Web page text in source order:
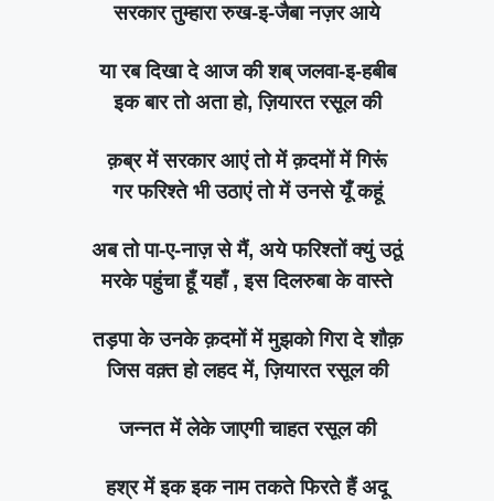
सरकार तुम्हारा रुख-इ-जैबा नज़र आये
या रब दिखा दे आज की शब् जलवा-इ-हबीब
इक बार तो अता हो, ज़ियारत रसूल की
क़ब्र में सरकार आएं तो में क़दमों में गिरूं
गर फरिश्ते भी उठाएं तो में उनसे यूँ कहूं
अब तो पा-ए-नाज़ से मैं, अये फरिश्तों क्युं उठूं
मरके पहुंचा हूँ यहाँ , इस दिलरुबा के वास्ते
तड़पा के उनके क़दमों में मुझको गिरा दे शौक़
जिस वक़्त हो लहद में, ज़ियारत रसूल की
जन्नत में लेके जाएगी चाहत रसूल की
हश्र में इक इक नाम तकते फिरते हैं अदू